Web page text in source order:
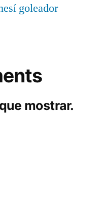
goleador
mostrar.